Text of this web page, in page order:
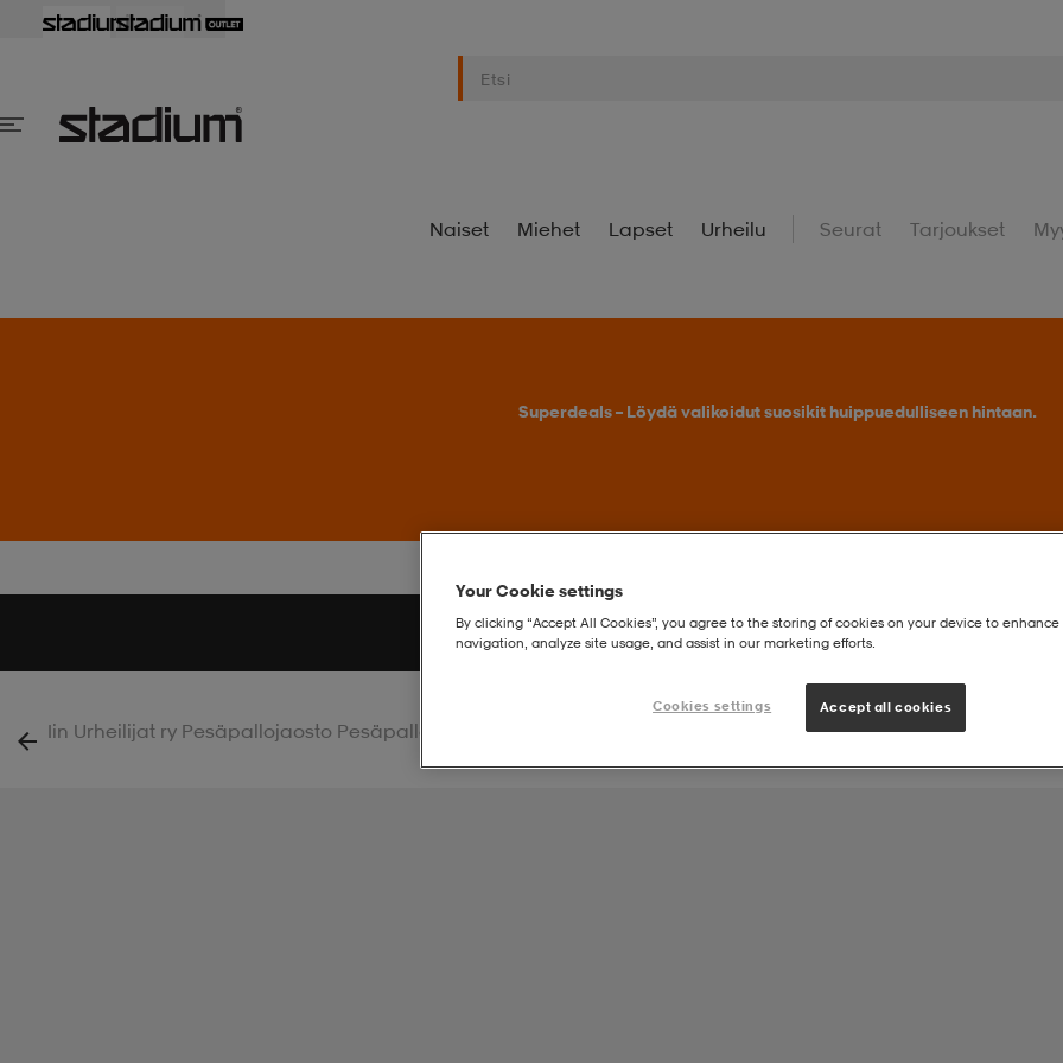
Naiset Miehet Lapset Urheilu Seurat Tarjoukset
Superdeals – Löydä valikoidut suosikit huippuedulliseen hintaan.
Joukkueen tuote:
Iin Urheilijat ry Pesäpallojaosto Pesäpallo
Iin Urheilijat ry Pesäpallojaosto Pesäpallo
Your Cookie settings
By clicking “Accept All Cookies”, you agree to the storing of cookies on your device to enhance
navigation, analyze site usage, and assist in our marketing efforts.
Cookies settings Accept all cookies